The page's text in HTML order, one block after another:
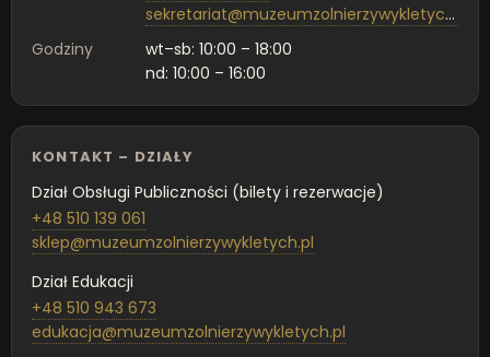
sekretariat@muzeumzolnierzywykletych.pl
Godziny
wt–sb: 10:00 – 18:00
nd: 10:00 – 16:00
KONTAKT – DZIAŁY
Dział Obsługi Publiczności (bilety i rezerwacje)
+48 510 139 061
sklep@muzeumzolnierzywykletych.pl
Dział Edukacji
+48 510 943 673
edukacja@muzeumzolnierzywykletych.pl